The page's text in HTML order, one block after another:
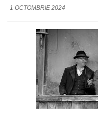
1 OCTOMBRIE 2024